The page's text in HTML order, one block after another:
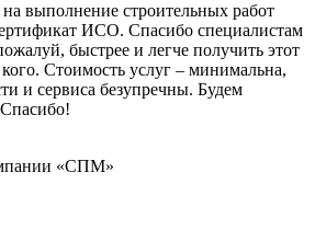
на выполнение строительных работ
ИСО. Спасибо специалистам
быстрее и легче получить этот
Стоимость услуг – минимальна,
и сервиса безупречны. Будем
«СПМ»